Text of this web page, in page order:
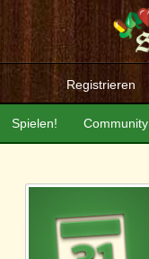
Registrieren
Community
Spielen!